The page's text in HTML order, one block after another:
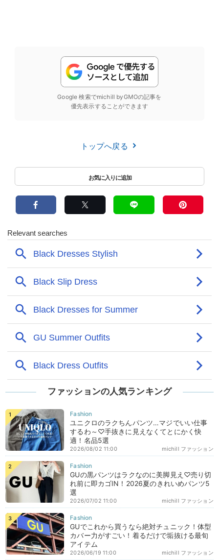
Google 検索でmichill byGMOの記事を
優先表示することができます
トップへ戻る
ファッションの人気ランキング
ユニクロのラクちんパンツ…マジでいい仕事
するわ～♡手抜きに見えなくてとにかく快
適！名品5選
michill ファッション
2026/08/02 11:00
GUの黒パンツはラクなのに美脚見え♡売り切
れ前に即カゴIN！2026夏のきれいめパンツ5
選
michill ファッション
2026/07/02 11:00
GUでこれから買うなら絶対チュニック！体型
カバー力がすごい！着るだけで垢抜ける最旬
アイテム
michill ファッション
2026/06/19 11:00